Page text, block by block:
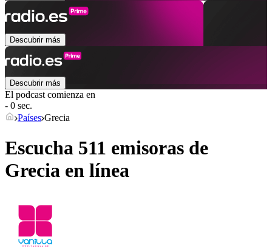
Descubrir más
Descubrir más
El podcast comienza en
- 0 sec.
Países Grecia
Escucha 511 emisoras de
Grecia en línea